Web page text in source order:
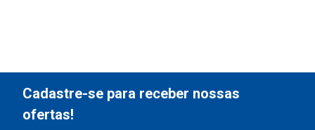
Cadastre-se para receber nossas
ofertas!